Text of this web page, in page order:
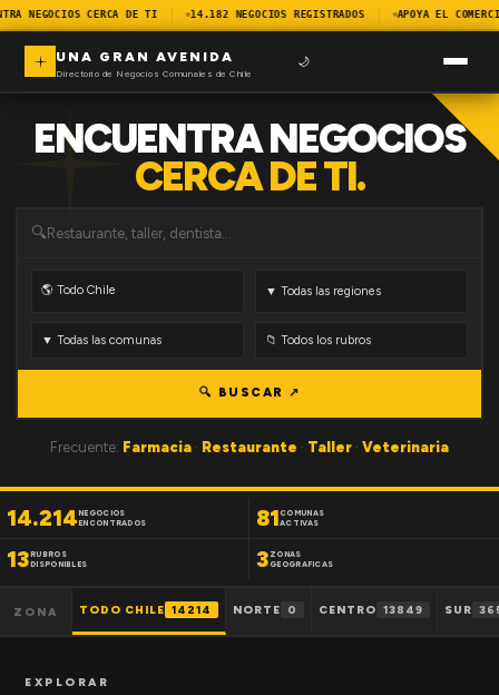
NEGOCIOS CERCA DE TI 14.182 NEGOCIOS REGISTRADOS APOYA EL
UNA GRAN AVENIDA
Directorio de Negocios Comunales de Chile
🌙
ENCUENTRA NEGOCIOS
CERCA DE TI.
🔍
🔍 BUSCAR ↗
Frecuente: Farmacia · Restaurante · Taller · Veterinaria
14.214NEGOCIOS
ENCONTRADOS
81 COMUNAS
ACTIVAS
13RUBROS
DISPONIBLES
3 ZONAS
GEOGRAFICAS
ZONA TODO CHILE 14214 NORTE 0 CENTRO 13849 SUR
EXPLORAR